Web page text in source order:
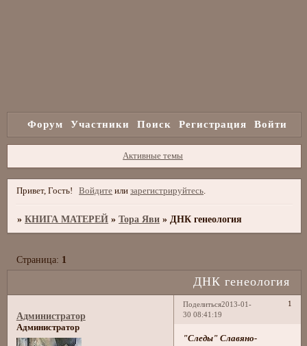
Форум Участники Поиск Регистрация Войти
Активные темы
Привет, Гость! Войдите илизарегистрируйтесь
»КНИГА МАТЕРЕЙ »Тора Яви » ДНК генеология
ДНК генеология
Страница: 1
Поделиться 1
2013-01-
30 08:41:19
Администратор
Администратор
"Следы" Славяно-